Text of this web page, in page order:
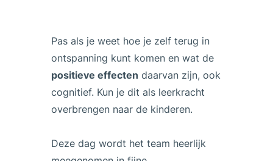
Pas als je weet hoe je zelf terug in
ontspanning kunt komen en wat de
positieve effecten daarvan zijn, ook
cognitief. Kun je dit als leerkracht
overbrengen naar de kinderen.
Deze dag wordt het team heerlijk